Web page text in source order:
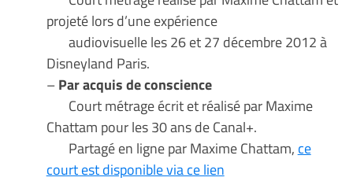
projeté lors d’une expérience
audiovisuelle les 26 et 27 décembre 2012 à
Disneyland Paris.
–Par acquis de conscience
Court métrage écrit et réalisé par Maxime
Chattam pour les 30 ans de Canal+.
Partagé en ligne par Maxime Chattam, ce
court est disponible via ce lien